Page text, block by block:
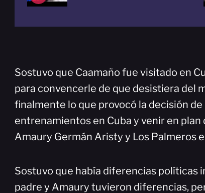
Sostuvo que Caamaño fue visitado en
para convencerle de que desistiera del
finalmente lo que provocó la decisión
entrenamientos en Cuba y venir en
Amaury Germán Aristy y Los Palmeros
Sostuvo que había diferencias políticas
padre y Amaury tuvieron diferencias,